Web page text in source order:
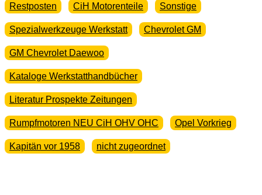
Restposten CiH Motorenteile Sonstige
Spezialwerkzeuge Werkstatt Chevrolet GM
GM Chevrolet Daewoo
Kataloge Werkstatthandbücher
Literatur Prospekte Zeitungen
Rumpfmotoren NEU CiH OHV OHC Opel Vorkrieg
Kapitän vor 1958 nicht zugeordnet